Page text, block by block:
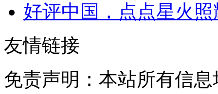
好评中国，点点星火
友情链接
免责声明：本站所有信